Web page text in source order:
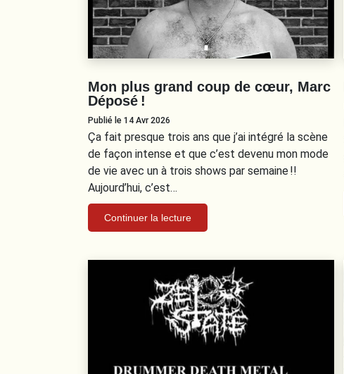
Mon plus grand coup de cœur, Marc
Déposé !
Publié le 14 Avr 2026
Ça fait presque trois ans que j’ai intégré la scène
de façon intense et que c’est devenu mon mode
de vie avec un à trois shows par semaine !!
Aujourd’hui, c’est…
Continuer la lecture